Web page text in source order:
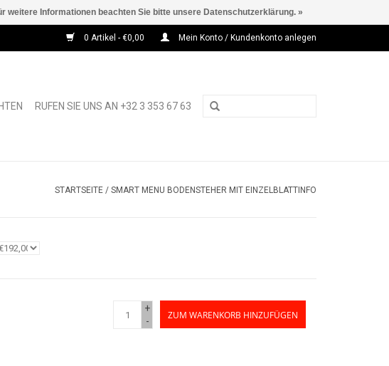
0 Artikel - €0,00 Mein Konto / Kundenkonto anlegen
RUFEN SIE UNS AN +32 3 353 67 63
STARTSEITE / SMART MENU BODENSTEHER MIT EINZELBLATTINFO
+
-
ZUM WARENKORB HINZUFÜGEN
weitere Informationen beachten Sie bitte unsere Datenschutzerklärung. »